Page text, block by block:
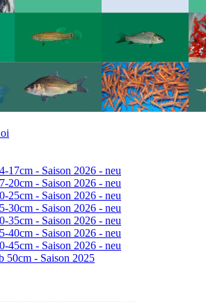
17cm - Saison 2026 - neu
20cm - Saison 2026 - neu
25cm - Saison 2026 - neu
30cm - Saison 2026 - neu
35cm - Saison 2026 - neu
40cm - Saison 2026 - neu
45cm - Saison 2026 - neu
50cm - Saison 2025